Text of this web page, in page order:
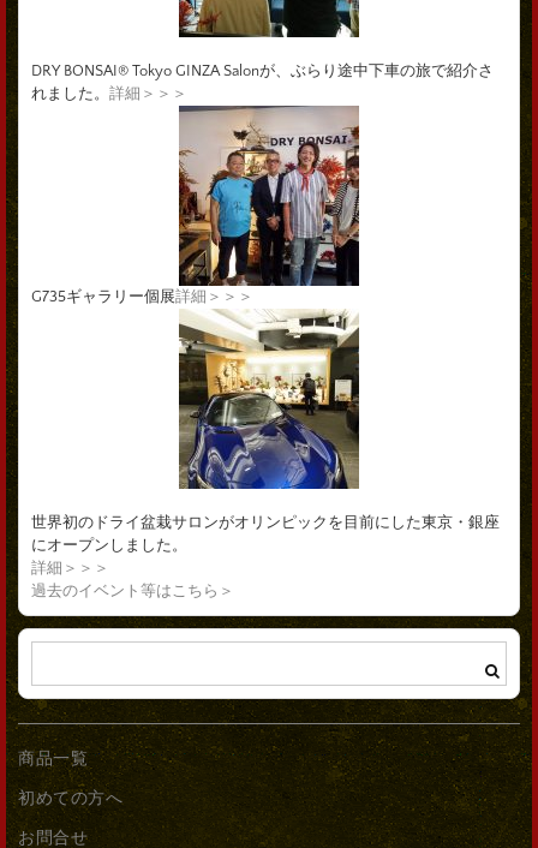
DRY BONSAI® Tokyo GINZA Salonが、ぶらり途中下車の旅で紹介さ
れました。 詳細＞＞＞
G735ギャラリー個展詳細＞＞＞
世界初のドライ盆栽サロンがオリンピックを目前にした東京・銀座
にオープンしました。
詳細＞＞＞
過去のイベント等はこちら＞
商品一覧
初めての方へ
お問合せ